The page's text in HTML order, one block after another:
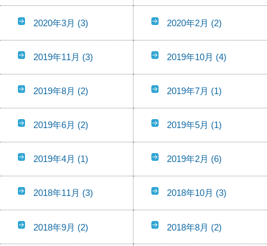
2020年3月 (3) 2020年2月 (2)
2019年11月 (3) 2019年10月 (4)
2019年8月 (2) 2019年7月 (1)
2019年6月 (2) 2019年5月 (1)
2019年4月 (1) 2019年2月 (6)
2018年11月 (3) 2018年10月 (3)
2018年9月 (2) 2018年8月 (2)